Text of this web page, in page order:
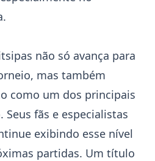
não só avança para
mas também
como um dos principais
fãs e especialistas
exibindo esse nível
partidas. Um título